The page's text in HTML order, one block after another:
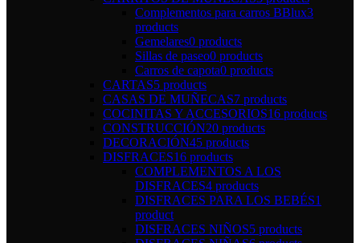
Complementos para carros BBlux3
products
Gemelares0 products
Sillas de paseo0 products
Carros de capota0 products
CARTAS5 products
CASAS DE MUÑECAS7 products
COCINITAS Y ACCESORIOS16 products
CONSTRUCCIÓN20 products
DECORACIÓN45 products
DISFRACES16 products
COMPLEMENTOS A LOS
DISFRACES4 products
DISFRACES PARA LOS BEBÉS1
product
DISFRACES NIÑOS5 products